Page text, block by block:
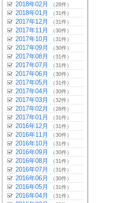
2018年02月 （28件）
2018年01月 （31件）
2017年12月 （31件）
2017年11月 （30件）
2017年10月 （31件）
2017年09月 （30件）
2017年08月 （31件）
2017年07月 （31件）
2017年06月 （30件）
2017年05月 （31件）
2017年04月 （30件）
2017年03月 （32件）
2017年02月 （28件）
2017年01月 （31件）
2016年12月 （31件）
2016年11月 （30件）
2016年10月 （31件）
2016年09月 （30件）
2016年08月 （31件）
2016年07月 （31件）
2016年06月 （30件）
2016年05月 （31件）
2016年04月 （31件）